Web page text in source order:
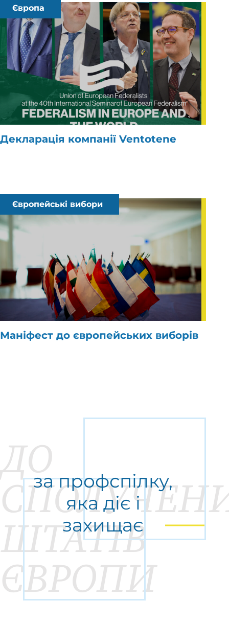
Європа
Декларація компанії Ventotene
Європейські вибори
Маніфест до європейських виборів
за профспілку,
яка діє і
захищає
ДО
ШТАТІВ
ЄВРОПИ